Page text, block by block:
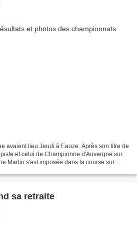
avaient lieu Jeudi à Eauze. Après son titre de
et celui de Championne d'Auvergne sur
Martin s'est imposée dans la course sur
sa retraite